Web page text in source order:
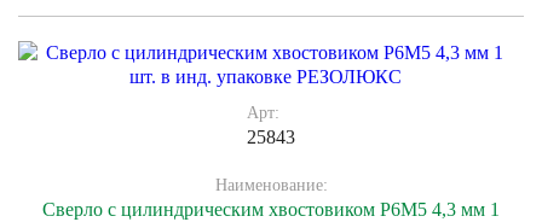
Арт:
25843
Наименование:
Сверло с цилиндрическим хвостовиком Р6М5 4,3 мм 1